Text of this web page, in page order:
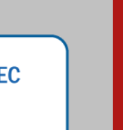
Mackenzie
seus